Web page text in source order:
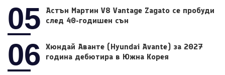
05
Астън Мартин V8 Vantage Zagato се пробуди
след 40-годишен сън
06
Хюндай Аванте (Hyundai Avante) за 2027
година дебютира в Южна Корея